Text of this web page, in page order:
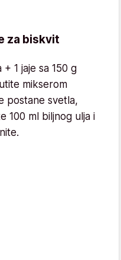
za biskvit
1 jaje sa 150 g
mikserom
postane svetla,
100 ml biljnog ulja i